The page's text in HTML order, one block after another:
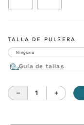
TALLA DE PULSERA
Ninguno
Guía de tallas
＋
－